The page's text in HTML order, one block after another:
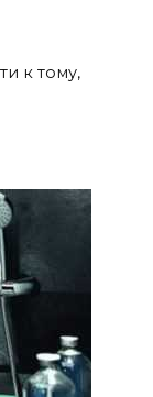
к тому,